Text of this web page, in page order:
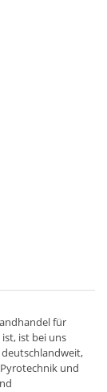
für
ist bei uns
deutschlandweit,
Pyrotechnik und